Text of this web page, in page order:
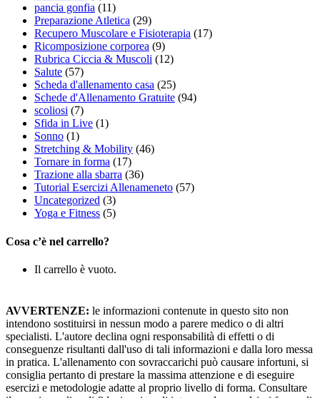
pancia gonfia (11)
Preparazione Atletica (29)
Recupero Muscolare e Fisioterapia (17)
Ricomposizione corporea (9)
Rubrica Ciccia & Muscoli (12)
Salute (57)
Scheda d'allenamento casa (25)
Schede d'Allenamento Gratuite (94)
scoliosi (7)
Sfida in Live (1)
Sonno (1)
Stretching & Mobility (46)
Tornare in forma (17)
Trazione alla sbarra (36)
Tutorial Esercizi Allenameneto (57)
Uncategorized (3)
Yoga e Fitness (5)
Cosa c’è nel carrello?
Il carrello è vuoto.
AVVERTENZE: le informazioni contenute in questo sito non
intendono sostituirsi in nessun modo a parere medico o di altri
specialisti. L'autore declina ogni responsabilità di effetti o di
conseguenze risultanti dall'uso di tali informazioni e dalla loro messa
in pratica. L'allenamento con sovraccarichi può causare infortuni, si
consiglia pertanto di prestare la massima attenzione e di eseguire
esercizi e metodologie adatte al proprio livello di forma. Consultare